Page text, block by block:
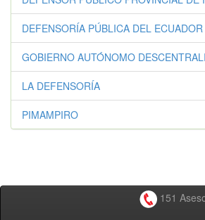
DEFENSORÍA PÚBLICA DEL ECUADOR
GOBIERNO AUTÓNOMO
LA DEFENSORÍA
PIMAMPIRO
151